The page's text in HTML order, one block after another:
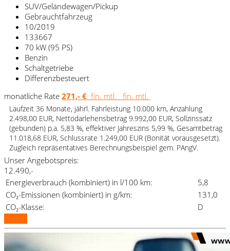
SUV/Geländewagen/Pickup
Gebrauchtfahrzeug
10/2019
133667
70 kW (95 PS)
Benzin
Schaltgetriebe
Differenzbesteuert
monatliche Rate 271,- € fin. mtl. fin. mtl.
Laufzeit 36 Monate, jährl. Fahrleistung 10.000 km, Anzahlung
2.498,00 EUR, Nettodarlehensbetrag 9.992,00 EUR, Sollzinssatz
(gebunden) p.a. 5,83 %, effektiver Jahreszins 5,99 %, Gesamtbetrag
11.018,68 EUR, Schlussrate 1.249,00 EUR (Bonität vorausgesetzt).
Zugleich repräsentatives Berechnungsbeispiel gem. PAngV.
Unser Angebotspreis:
12.490,-
Energieverbrauch (kombiniert) in l/100 km:
5,8
CO₂-Emissionen (kombiniert) in g/km:
131,0
CO₂-Klasse:
D